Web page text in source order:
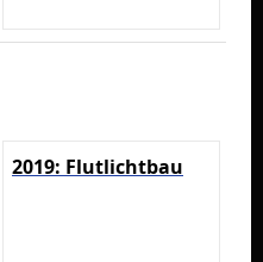
2019: Flutlichtbau